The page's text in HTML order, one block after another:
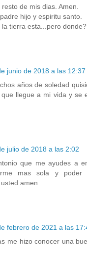
de mis dias. Amen.
hijo y espiritu santo.
la tierra esta...pero donde?
junio de 2018 a las 12:37
años de soledad
llegue a mi vida y se
julio de 2018 a las 2:02
que me ayudes a
mas sola y poder
amen.
febrero de 2021 a las
me hizo conocer una